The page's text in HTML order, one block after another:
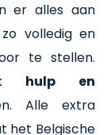
er alles aan
volledig en
te stellen.
hulp en
Alle extra
het Belgische